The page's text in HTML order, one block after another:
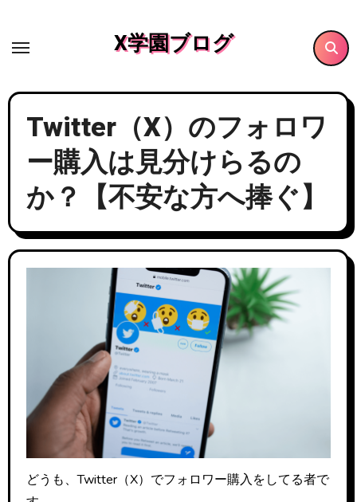
キ
X学園ブログ
Twitter（X）のフォロワ
ー購入は見分けらるの
か？【不安な方へ捧ぐ】
どうも、Twitter（X）でフォロワー購入をしてる者で